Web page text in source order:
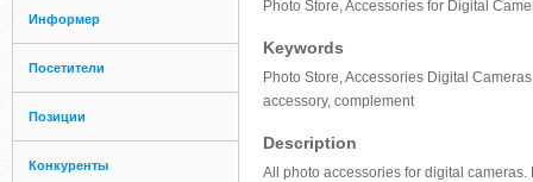
Информер
Посетители
Позиции
Конкуренты
Photo Store, Accessories for Digital
Keywords
Photo Store, Accessories Digital
accessory, complement
Description
All photo accessories for digital